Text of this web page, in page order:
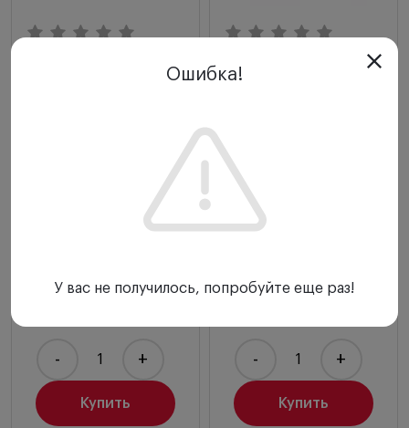
mPack UNPLUGGED;
Heine
Купить
- +
Набор HEINE
OMEGA 500;
видеокамера DV1;
mPack UNPLUGGED;
трансформатор, арт.
Звоните
Купить
- +
Ошибка!
У вас не получилось, попробуйте еще раз!